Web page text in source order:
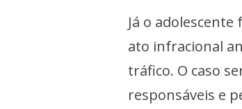
Já o
ato infracional
tráfico. O caso
responsáveis e